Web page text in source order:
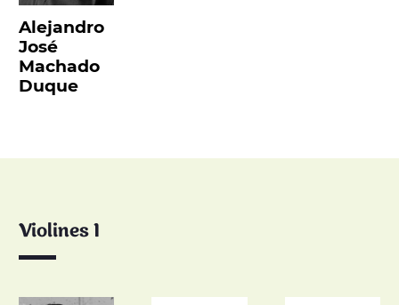
Alejandro
José
Machado
Duque
Violines I